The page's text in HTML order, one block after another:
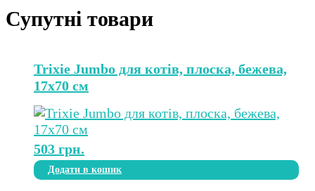
Супутні товари
Trixie Jumbo для котів, плоска, бежева,
17х70 см
503 грн.
Додати в кошик